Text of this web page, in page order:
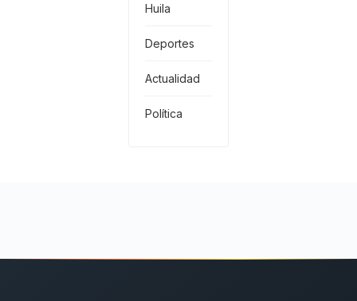
Huila
Deportes
Actualidad
Política